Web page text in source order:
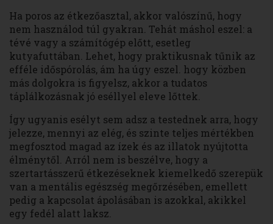
Ha poros az étkezőasztal, akkor valószínű, hogy
nem használod túl gyakran. Tehát máshol eszel: a
tévé vagy a számítógép előtt, esetleg
kutyafuttában. Lehet, hogy praktikusnak tűnik az
efféle időspórolás, ám ha úgy eszel. hogy közben
más dolgokra is figyelsz, akkor a tudatos
táplálkozásnak jó eséllyel eleve lőttek.
Így ugyanis esélyt sem adsz a testednek arra, hogy
jelezze, mennyi az elég, és szinte teljes mértékben
megfosztod magad az ízek és az illatok nyújtotta
élménytől. Arról nem is beszélve, hogy a
szertartásszerű étkezéseknek kiemelkedő szerepük
van a mentális egészség megőrzésében, emellett
pedig a kapcsolat ápolásában is azokkal, akikkel
egy fedél alatt laksz.